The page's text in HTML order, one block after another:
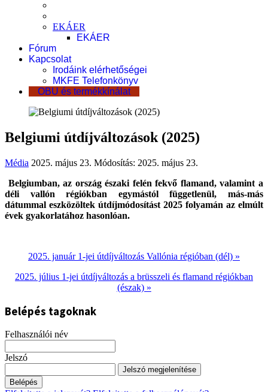
EKÁER
EKÁER
Fórum
Kapcsolat
Irodáink elérhetőségei
MKFE Telefonkönyv
OBU és termékkínálat
Belgiumi útdíjváltozások (2025)
Média 2025. május 23. Módosítás: 2025. május 23.
Belgiumban, az ország északi felén fekvő flamand, valamint a
déli vallón régiókban egymástól függetlenül, más-más
dátummal eszközöltek útdíjmódosítást 2025 folyamán az elmúlt
évek gyakorlatához hasonlóan.
2025. január 1-jei útdíjváltozás Vallónia régióban (dél) »
2025. július 1-jei útdíjváltozás a brüsszeli és flamand régiókban
(észak) »
Belépés tagoknak
Felhasználói név
Jelszó
Jelszó megjelenítése
Belépés